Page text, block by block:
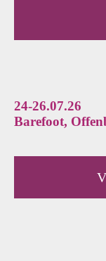
24-26.07.26
Barefoot,